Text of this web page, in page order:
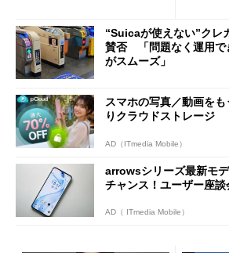
開催
“Suicaが使えない”クレ
賛否 「問題なく運用で
がスムーズ」
スマホの写真／動画を
りクラウドストレージ
AD（ITmedia Mobile）
arrowsシリーズ最新モ
チャンス！ユーザー座談
AD（ ITmedia Mobile）